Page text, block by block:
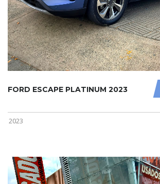
FORD ESCAPE PLATINUM 2023
2023